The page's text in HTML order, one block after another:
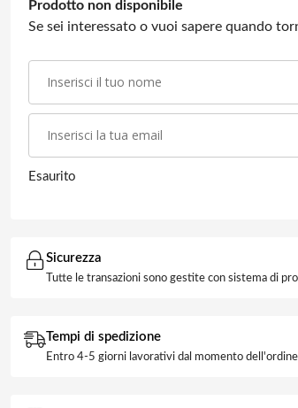
Prodotto non disponibile
Se sei interessato o vuoi sapere quando
Esaurito
Sicurezza
Tutte le transazioni sono gestite con sistema di
Tempi di spedizione
Entro 4-5 giorni lavorativi dal momento